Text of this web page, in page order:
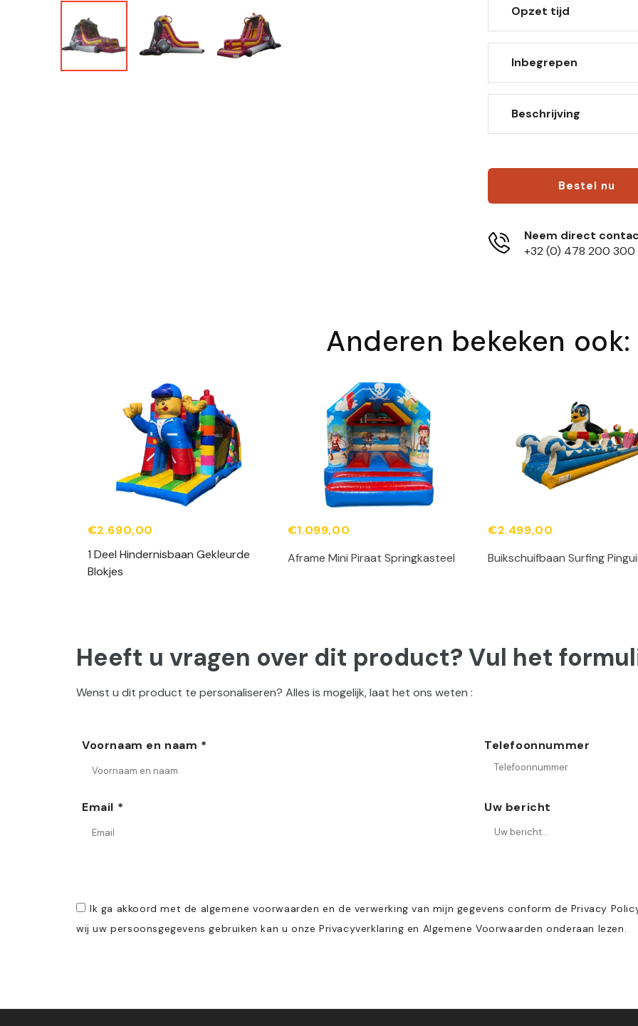
Opzet tijd
Inbegrepen
Beschrijving
Bestel nu
Neem direct
+32 (0) 478 200 300
Anderen bekeken ook:
€2.690,00
1 Deel Hindernisbaan Gekleurde
Blokjes
€1.099,00
Aframe Mini Piraat Springkasteel
€2.499,00
Buikschuifbaan Surfing
Heeft u vragen over dit product? Vul het
Wenst u dit product te personaliseren? Alles is mogelijk, laat het ons weten :
Voornaam en naam *
Email *
Telefoonnummer
Uw bericht
Ik ga akkoord met de algemene voorwaarden en de verwerking van mijn gegevens conform de Privacy
wij uw persoonsgegevens gebruiken kan u onze Privacyverklaring en Algemene Voorwaarden onderaan lezen.